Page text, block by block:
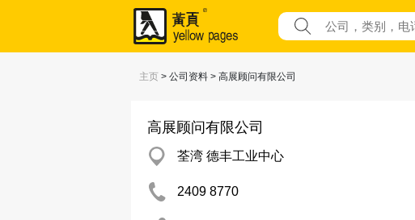
主页 > 公司资料 > 高展顾问有限公司
高展顾问有限公司
荃湾 德丰工业中心
2409 8770